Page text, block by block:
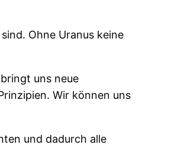
Ohne Uranus keine
uns neue
Wir können uns
und dadurch alle